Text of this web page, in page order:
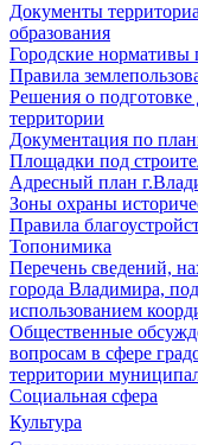
Документы
образования
Городские нормативы
Правила
Решения о
территории
Документация по
Площадки под
Адресный план
Зоны охраны
Правила
Топонимика
Перечень сведений,
города Владимира,
использованием
Общественные
вопросам в сфере
территории
Социальная сфера
Культура